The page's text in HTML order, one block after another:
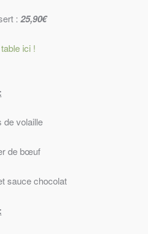
: 25,90€
ici !
de volaille
de bœuf
sauce chocolat